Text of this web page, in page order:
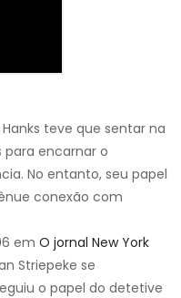
teve que sentar na
encarnar o
No entanto, seu papel
conexão com
em O jornal New York
Striepeke se
o papel do detetive